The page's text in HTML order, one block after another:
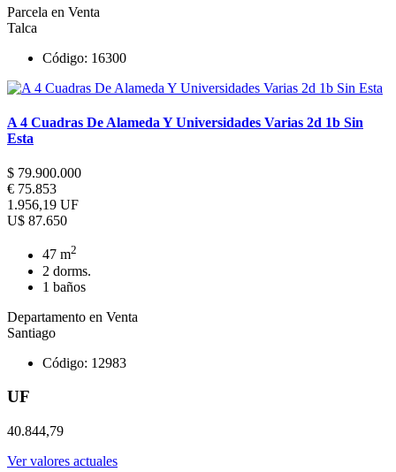
Parcela en Venta
Talca
Código: 16300
A 4 Cuadras De Alameda Y Universidades Varias 2d 1b Sin
Esta
$ 79.900.000
€ 75.853
1.956,19 UF
U$ 87.650
47 m2
2 dorms.
1 baños
Departamento en Venta
Santiago
Código: 12983
UF
40.844,79
Ver valores actuales